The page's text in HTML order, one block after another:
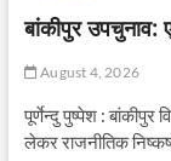
बांकीपुर उपचुनाव:
August 4, 2026
पूर्णेन्दु पुष्पेश :
लेकर राजनीतिक